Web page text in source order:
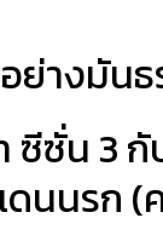
ย่างมันธ
ซีซั่น 3 กั
ดนนรก (